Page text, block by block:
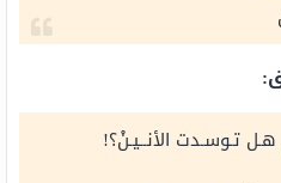
تـوسـدت الأنــيـنْ؟!